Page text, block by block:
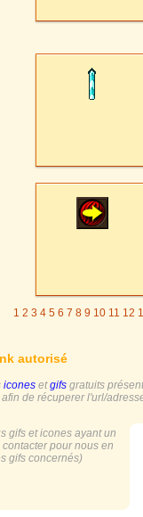
1 2 3 4 5 6 7 8 9 10 11 12
autorisé
icones etgifs gratuits
de récuperer l'url/
gifs et icones ayant un
pour nous en
gifs concernés)